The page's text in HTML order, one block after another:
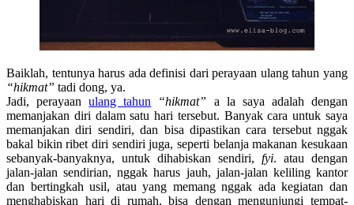
Baiklah, tentunya harus ada definisi dari perayaan ulang tahun yang
“hikmat” tadi dong, ya.
Jadi, perayaanulang tahun “hikmat” a la saya adalah dengan
memanjakan diri dalam satu hari tersebut. Banyak cara untuk saya
memanjakan diri sendiri, dan bisa dipastikan cara tersebut nggak
bakal bikin ribet diri sendiri juga, seperti belanja makanan kesukaan
sebanyak-banyaknya, untuk dihabiskan sendiri, fyi. atau dengan
jalan-jalan sendirian, nggak harus jauh, jalan-jalan keliling kantor
dan bertingkah usil, atau yang memang nggak ada kegiatan dan
menghabiskan hari di rumah, bisa dengan mengunjungi tempat-